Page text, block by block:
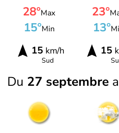
28°Max
15°Min
15km/h
Sud
23°
13°
15
Du 27 septembre